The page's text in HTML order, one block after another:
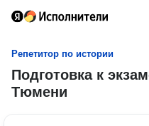
Репетитор по истории
Подготовка к
Тюмени